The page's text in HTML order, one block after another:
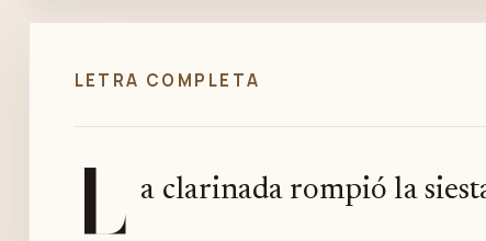
LETRA COMPLETA
L a clarinada rompió la